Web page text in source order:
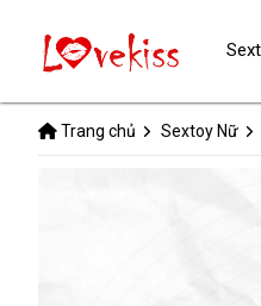
Trang chủ Sextoy Nữ